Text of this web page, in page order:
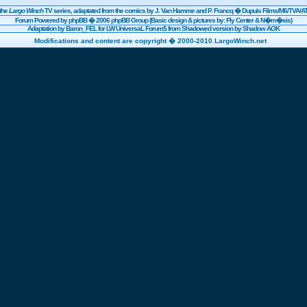
Largo WinchTV series, adaptated from the comics by J. Van Hamme and P. Francq �DupuisFilms/M6/TVA/
Forum Powered byphpBB� 2006 phpBB Group (Basic design & pictures by: Fly Center & N�m�sis)
Adaptation by Baron_FEL for LW UniversaL Forum$ from Shadowed version by Shadow AOK
Modifications and content are copyright � 2000-2010 LargoWinch.net